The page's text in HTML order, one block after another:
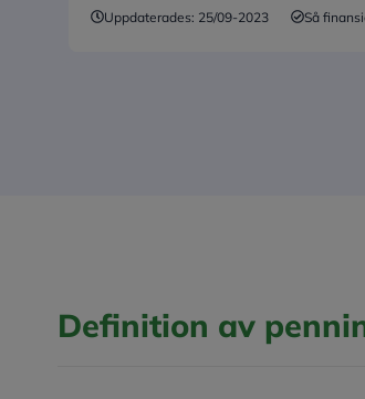
Uppdaterades: 25/09-2023 Så
Definition av